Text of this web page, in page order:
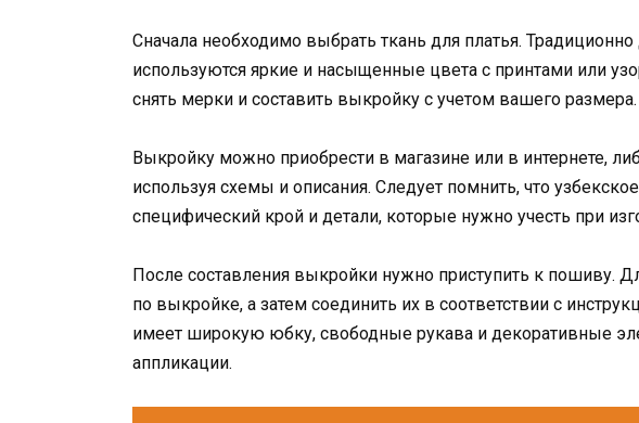
Сначала необходимо выбрать ткань для платья. Традиционно
используются яркие и насыщенные цвета с принтами или
снять мерки и составить выкройку с учетом вашего размера.
Выкройку можно приобрести в магазине или в интернете,
используя схемы и описания. Следует помнить, что
специфический крой и детали, которые нужно учесть при
После составления выкройки нужно приступить к пошиву.
по выкройке, а затем соединить их в соответствии с
имеет широкую юбку, свободные рукава и декоративные
аппликации.